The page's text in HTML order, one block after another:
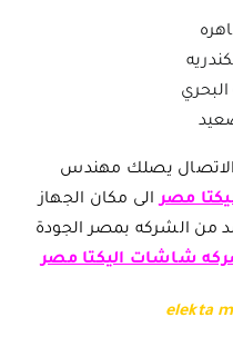
البحري
الاتصال يصلك مهندس
مصرالى مكان الجهاز
من الشركه بمصر الجودة
شاشات اليكتا مصر
elekta